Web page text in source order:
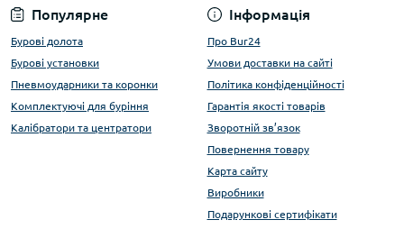
Популярне
Бурові долота
Бурові установки
Пневмоударники та коронки
Комплектуючі для буріння
Калібратори та центратори
Інформація
Про Bur24
Умови доставки на сайті
Політика конфіденційності
Гарантія якості товарів
Зворотній зв’язок
Повернення товару
Карта сайту
Виробники
Подарункові сертифікати